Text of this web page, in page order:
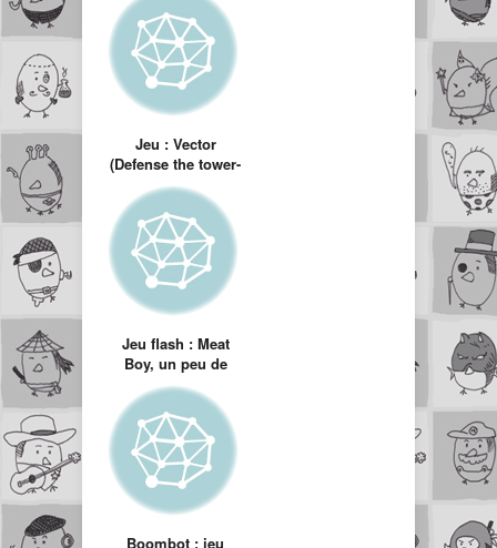
Jeu : Vector
(Defense the tower-
like)
Jeu flash : Meat
Boy, un peu de
plateforme
Boombot : jeu